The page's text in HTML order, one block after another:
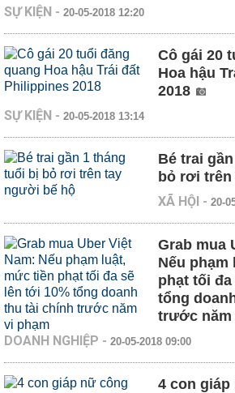
SỰ KIỆN - 20-05-2018 12:20
Cô gái 20
Hoa hậu
2018
SỰ KIỆN - 20-05-2018 13:14
Bé trai
bỏ rơi
XÃ HỘI -20-
Grab mua
Nếu phạm
phạt tối
tổng
trước năm
DOANH NGHIỆP - 20-05-2018 09:00
4 con